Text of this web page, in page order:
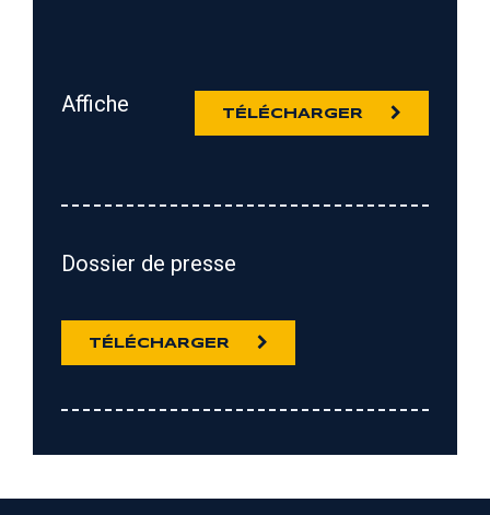
Affiche TÉLÉCHARGER
Dossier de presse
TÉLÉCHARGER